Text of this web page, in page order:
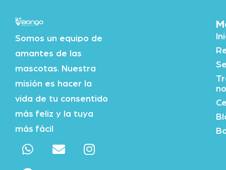
Somos un equipo de
amantes de las
mascotas. Nuestra
misión es hacer la
vida de tu consentido
más feliz y la tuya
más fácil